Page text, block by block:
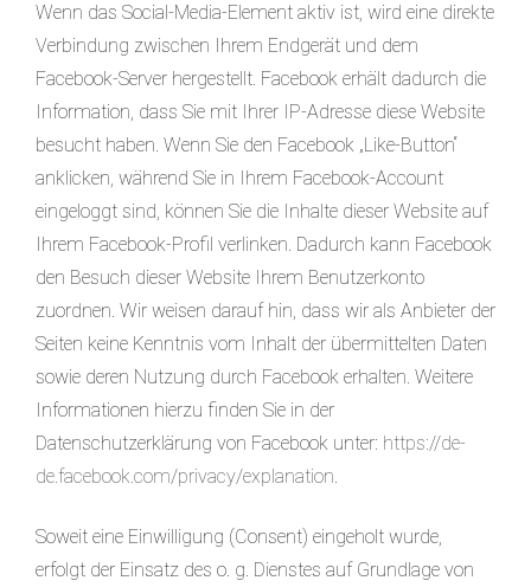
Wenn das Social-Media-Element aktiv ist, wird eine direkte
Verbindung zwischen Ihrem Endgerät und dem
Facebook-Server hergestellt. Facebook erhält dadurch die
Information, dass Sie mit Ihrer IP-Adresse diese Website
besucht haben. Wenn Sie den Facebook „Like-Button“
anklicken, während Sie in Ihrem Facebook-Account
eingeloggt sind, können Sie die Inhalte dieser Website auf
Ihrem Facebook-Profil verlinken. Dadurch kann Facebook
den Besuch dieser Website Ihrem Benutzerkonto
zuordnen. Wir weisen darauf hin, dass wir als Anbieter der
Seiten keine Kenntnis vom Inhalt der übermittelten Daten
sowie deren Nutzung durch Facebook erhalten. Weitere
Informationen hierzu finden Sie in der
Datenschutzerklärung von Facebook unter: https://de-
de.facebook.com/privacy/explanation.
Soweit eine Einwilligung (Consent) eingeholt wurde,
erfolgt der Einsatz des o. g. Dienstes auf Grundlage von